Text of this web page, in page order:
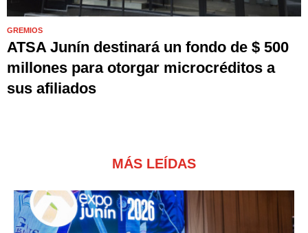
GREMIOS
ATSA Junín destinará un fondo de $ 500
millones para otorgar microcréditos a
sus afiliados
MÁS LEÍDAS